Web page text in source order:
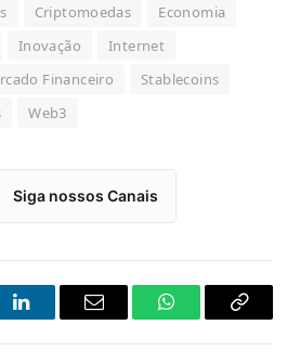
Criptomoedas
Economia
Inovação
Internet
Financeiro
Stablecoins
Web3
Siga nossos Canais
LinkedInEmail WhatsAppCopy